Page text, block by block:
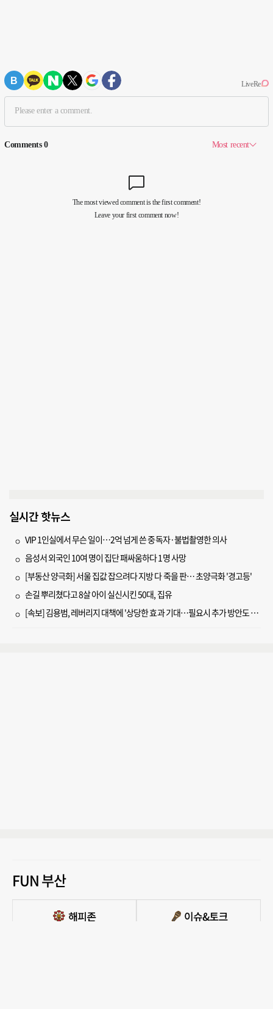
실시간 핫뉴스
VIP 1인실에서 무슨 일이…2억 넘게 쓴 중독자·불법촬영한 의사
음성서 외국인 10여 명이 집단 패싸움하다 1명 사망
[부동산 양극화] 서울 집값 잡으려다 지방 다 죽을 판… 초양극화 '경고등'
손길 뿌리쳤다고 8살 아이 실신시킨 50대, 집유
[속보] 김용범, 레버리지 대책에 '상당한 효과 기대…필요시 추가 방안도 검토'
FUN 부산